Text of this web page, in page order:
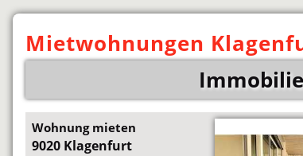
Mietwohnungen
Wohnung mieten
9020 Klagenfurt